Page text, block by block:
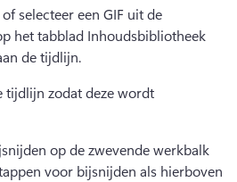
selecteer een GIF uit de
het tabblad Inhoudsbibliotheek
de tijdlijn.
tijdlijn zodat deze wordt
op de zwevende werkbalk
voor bijsnijden als hierboven